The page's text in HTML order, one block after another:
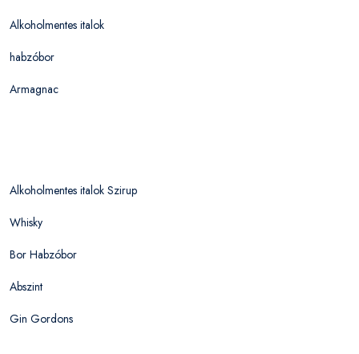
Alkoholmentes italok
habzóbor
Armagnac
Alkoholmentes italok Szirup
Whisky
Bor Habzóbor
Abszint
Gin Gordons